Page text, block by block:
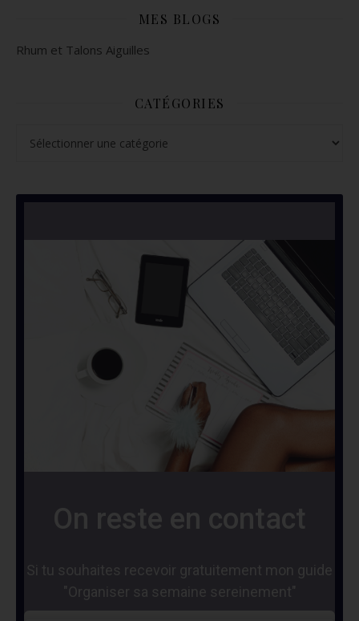
MES BLOGS
Rhum et Talons Aiguilles
CATÉGORIES
On reste en contact
Si tu souhaites recevoir gratuitement mon guide
"Organiser sa semaine sereinement"